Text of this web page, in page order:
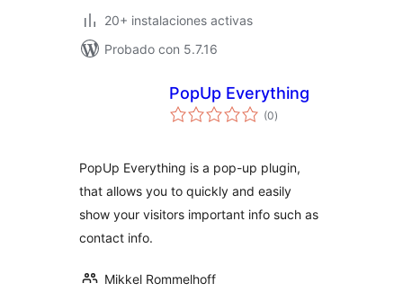
20+ instalaciones activas
Probado con 5.7.16
PopUp Everything
(0total
de
)
PopUp Everything is a pop-up plugin,
that allows you to quickly and easily
show your visitors important info such as
contact info.
Mikkel Rommelhoff